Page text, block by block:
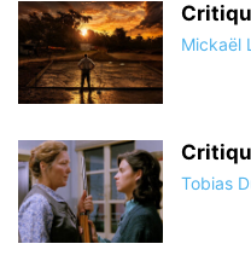
Mickaël
Tobias